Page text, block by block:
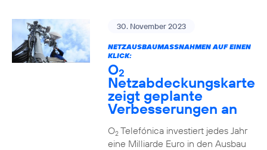
30. November 2023
NETZAUSBAUMASSNAHMEN AUF EINEN K
LICK:
O2
Netzabdeckungskarte
zeigt geplante
Verbesserungen an
O2Telefónica investiert jedes Jahr
eine Milliarde Euro in den Ausbau